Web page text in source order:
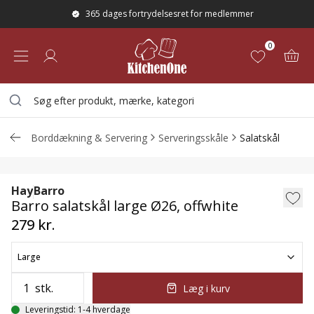
365 dages fortrydelsesret for medlemmer
0
Borddækning & Servering Serveringsskåle Salatskål
Barro salatskål large Ø26, offwhite
HayBarro
Barro salatskål large Ø26, offwhite
279 kr.
Large
stk. Læg i kurv
Leveringstid: 1-4 hverdage